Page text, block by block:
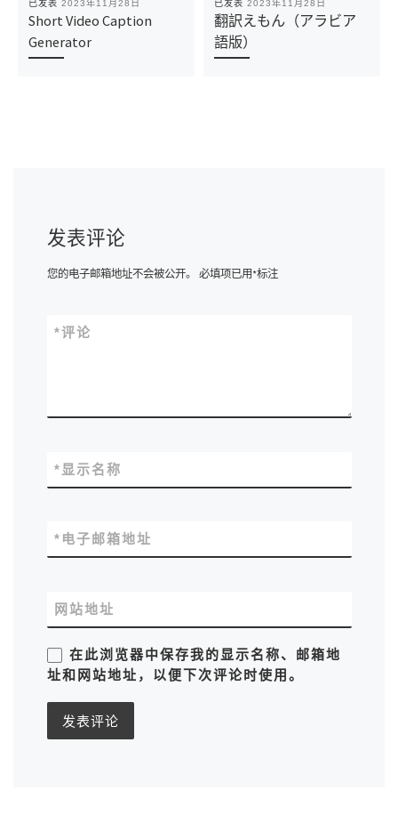
已发表 2023年11月28日
Short Video Caption
Generator
已发表 2023年11月28日
翻訳えもん（アラビア
語版）
发表评论
您的电子邮箱地址不会被公开。 必填项已用*标注
评论
*
显示名称
*
电子邮箱地址
*
网站地址
在此浏览器中保存我的显示名称、邮箱地
址和网站地址，以便下次评论时使用。